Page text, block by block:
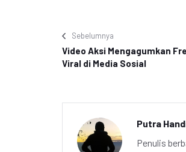
Sebelumnya
Video Aksi Mengagumkan
Viral di Media Sosial
Putra
Penulis